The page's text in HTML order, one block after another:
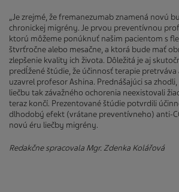
„Je zrejmé, že fremanezumab znamená novú
chronickej migrény. Je prvou preventívnou
ktorú môžeme ponúknuť našim pacientom s
štvrťročne alebo mesačne, a ktorá bude mať
zlepšenie kvality ich života. Dôležitá je aj
predĺžené štúdie, že účinnosť terapie pretrváva
uzavrel profesor Ashina. Prednášajúci sa
liečbu tak závažného ochorenia neexistovali
teraz končí. Prezentované štúdie potvrdili
dlhodobý efekt (vrátane preventívneho) anti-
novú éru liečby migrény.
Redakčne spracovala Mgr. Zdenka Kolářová